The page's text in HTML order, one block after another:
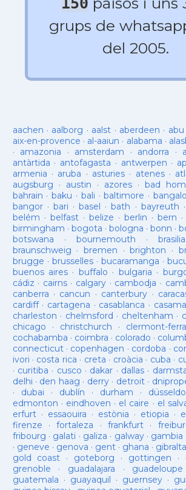
grups de
del 2005.
aachen · aalborg · aalst · aberdeen ·
aix-en-provence · al-aaiun · alabama ·
· amazonia · amsterdam · andorra ·
antàrtida · antofagasta · antwerpen ·
armenia · aruba · asturies· atenes·
augsburg · austin · azores·bad
bahrain ·baku · bali ·baltimore ·
bangor· bari ·basel ·bath · bayreuth
belém · belfast· belize · berlin ·bern
birmingham · bogota · bologna ·bonn ·
botswana · bournemouth ·brasilia
braunschweig · bremen ·brighton ·
brugge · brusselles· bucaramanga ·
buenos aires· buffalo · bulgaria ·
cádiz · cairns· calgary · cambodja ·
canberra · cancun · canterbury ·
cardiff· cartagena · casablanca ·
charleston · chelmsford · cheltenham ·
chicago · christchurch · clermont-
cochabamba · coimbra · colorado ·
connecticut· copenhagen · cordoba ·
ivori · costa rica · creta · croàcia · cuba ·
· curitiba · cusco · dakar · dallas ·
delhi · den haag · derry· detroit·
· dubai · dublín · durham ·
edmonton · eindhoven · el caire · el
erfurt· essaouira · estònia · etiopia ·
firenze ·fortaleza · frankfurt·
fribourg · galati · galiza · galway· gambia
· geneve · genova · gent· ghana ·
gold coast · goteborg · gottingen ·
grenoble · guadalajara · guadeloupe
guatemala · guayaquil · guernsey·